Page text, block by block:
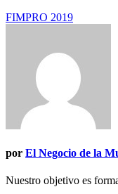
Navegación
entradas
FIMPRO 2019
por El Negocio de la
Nuestro objetivo es